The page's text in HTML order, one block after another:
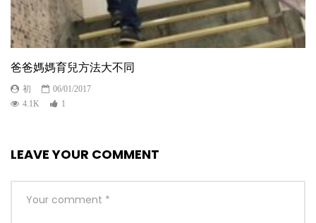
爸爸媽媽育兒方法大不同
初
06/01/2017
4.1K
1
LEAVE YOUR COMMENT